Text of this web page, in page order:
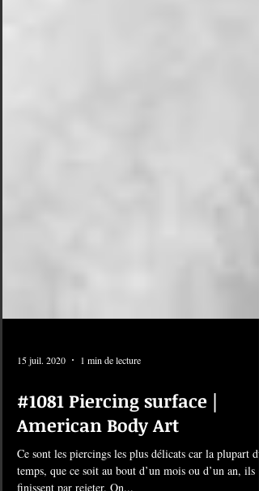
#1081 Piercing surface |
American Body Art
Ce sont les piercings les plus délicats car la plupart du